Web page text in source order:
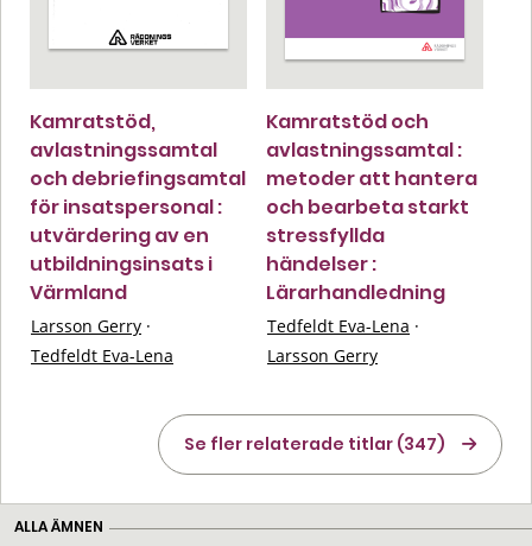
Kamratstöd,
avlastningssamtal
och debriefingsamtal
för insatspersonal :
utvärdering av en
utbildningsinsats i
Värmland
Larsson Gerry ·
Tedfeldt Eva-Lena
Kamratstöd och
avlastningssamtal :
metoder att hantera
och bearbeta starkt
stressfyllda
händelser :
Lärarhandledning
Tedfeldt Eva-Lena ·
Larsson Gerry
Se fler relaterade titlar (347)
ALLA ÄMNEN